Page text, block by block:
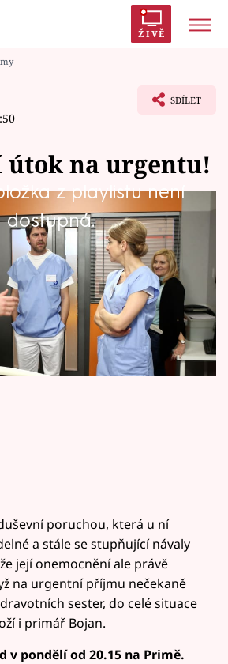
ŽIVĚ
SDÍLET
na urgentu!
z playlistu není
dostupná.
na příjmu pokouše
poruchou, která u ní
a stále se stupňující návaly
její onemocnění ale právě
na urgentní příjmu nečekaně
sester, do celé situace
i primář Bojan.
v pondělí od 20.15 na Primě.